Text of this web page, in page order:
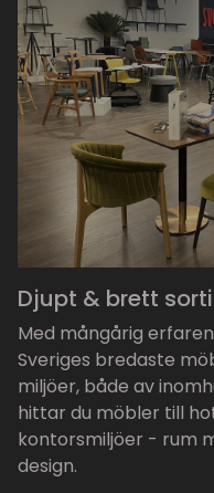
Djupt & brett
Med mångårig
Sveriges bredaste
miljöer, både av
hittar du möbler till
kontorsmiljöer - rum
design.